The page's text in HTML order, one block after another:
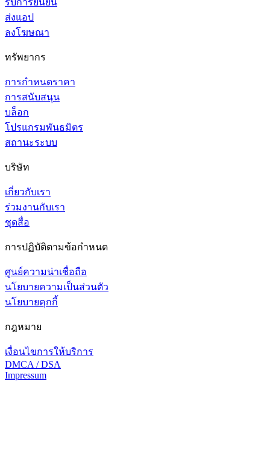
ส่งแอป
ลงโฆษณา
ทรัพยากร
การกำหนดราคา
การสนับสนุน
บล็อก
โปรแกรมพันธมิตร
สถานะระบบ
บริษัท
เกี่ยวกับเรา
ร่วมงานกับเรา
ชุดสื่อ
การปฏิบัติตามข้อกำหนด
ศูนย์ความน่าเชื่อถือ
นโยบายความเป็นส่วนตัว
นโยบายคุกกี้
กฎหมาย
เงื่อนไขการให้บริการ
DMCA / DSA
Impressum